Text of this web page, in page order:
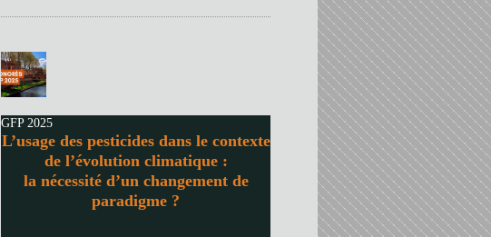
GFP 2025
L’usage des pesticides dans le contexte
de l’évolution climatique :
la nécessité d’un changement de
paradigme ?